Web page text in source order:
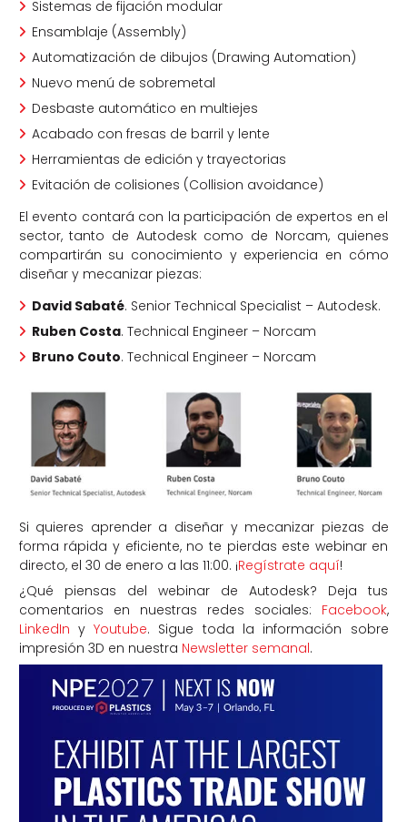
Sistemas de fijación modular
Ensamblaje (Assembly)
Automatización de dibujos (Drawing Automation)
Nuevo menú de sobremetal
Desbaste automático en multiejes
Acabado con fresas de barril y lente
Herramientas de edición y trayectorias
Evitación de colisiones (Collision avoidance)
El evento contará con la participación de expertos en el
sector, tanto de Autodesk como de Norcam, quienes
compartirán su conocimiento y experiencia en cómo
diseñar y mecanizar piezas:
David Sabaté. Senior Technical Specialist – Autodesk.
Ruben Costa. Technical Engineer – Norcam
Bruno Couto. Technical Engineer – Norcam
Si quieres aprender a diseñar y mecanizar piezas de
forma rápida y eficiente, no te pierdas este webinar en
directo, el 30 de enero a las 11:00. ¡Regístrate aquí!
¿Qué piensas del webinar de Autodesk? Deja tus
comentarios en nuestras redes sociales: Facebook,
LinkedIn yYoutube. Sigue toda la información sobre
impresión 3D en nuestra Newsletter semanal.